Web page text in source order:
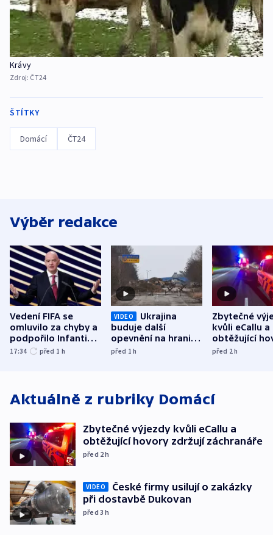
Krávy
Zdroj: ČT24
ŠTÍTKY
Domácí ČT24
Výběr redakce
Vedení FIFA se
omluvilo za chyby a
podpořilo Infantina.
UEFA trvá na
17:34 před 1 h
VIDEO
Ukrajina
buduje další
opevnění na hranici
s Běloruskem
před 1h
Zbytečné
kvůli eCallu a
obtěžující
zdržují
před 2h
Aktuálně z rubriky Domácí
Zbytečné výjezdy kvůli eCallu a
obtěžující hovory zdržují záchranáře
před 2h
VIDEO
České firmy usilují o zakázky
při dostavbě Dukovan
před 3h